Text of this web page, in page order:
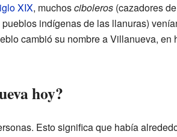
XIX, muchosciboleros(cazadores
indígenas de las llanuras)
cambió su nombre a Villanueva, en
hoy?
Esto significa que había